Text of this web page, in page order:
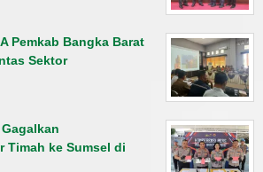
Pemkab Bangka Barat
Sektor
Timah ke Sumsel di